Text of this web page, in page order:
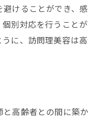
けることができ、
別対応を行うこと
に、訪問理美容は
高齢者との間に築